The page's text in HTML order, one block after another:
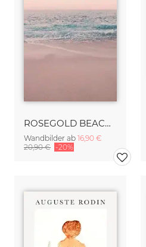
ROSEGOLD BEACH MORNING
Wandbilder ab 16,90 €
20,90 € -20%